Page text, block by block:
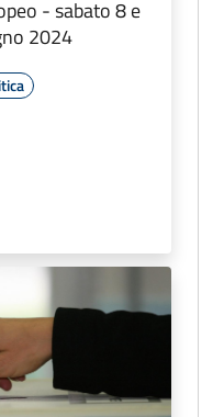
- sabato 8 e
2024